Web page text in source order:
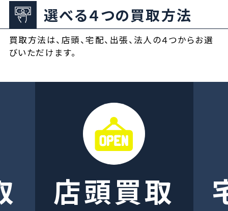
選べる４つの買取方法
買取方法は、店頭、宅配、出張、法人の４つからお選
びいただけます。
店頭買取